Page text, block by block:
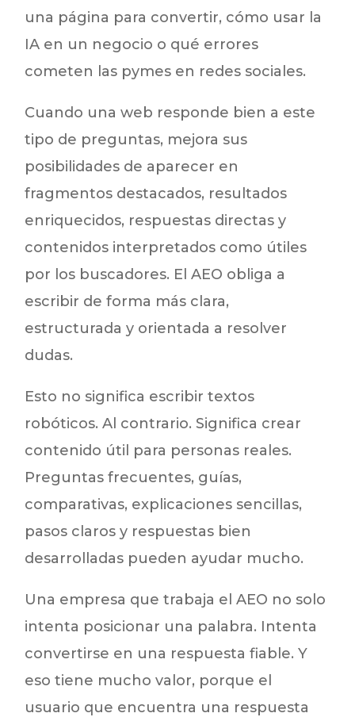
una página para convertir, cómo usar la
IA en un negocio o qué errores
cometen las pymes en redes sociales.
Cuando una web responde bien a este
tipo de preguntas, mejora sus
posibilidades de aparecer en
fragmentos destacados, resultados
enriquecidos, respuestas directas y
contenidos interpretados como útiles
por los buscadores. El AEO obliga a
escribir de forma más clara,
estructurada y orientada a resolver
dudas.
Esto no significa escribir textos
robóticos. Al contrario. Significa crear
contenido útil para personas reales.
Preguntas frecuentes, guías,
comparativas, explicaciones sencillas,
pasos claros y respuestas bien
desarrolladas pueden ayudar mucho.
Una empresa que trabaja el AEO no solo
intenta posicionar una palabra. Intenta
convertirse en una respuesta fiable. Y
eso tiene mucho valor, porque el
usuario que encuentra una respuesta